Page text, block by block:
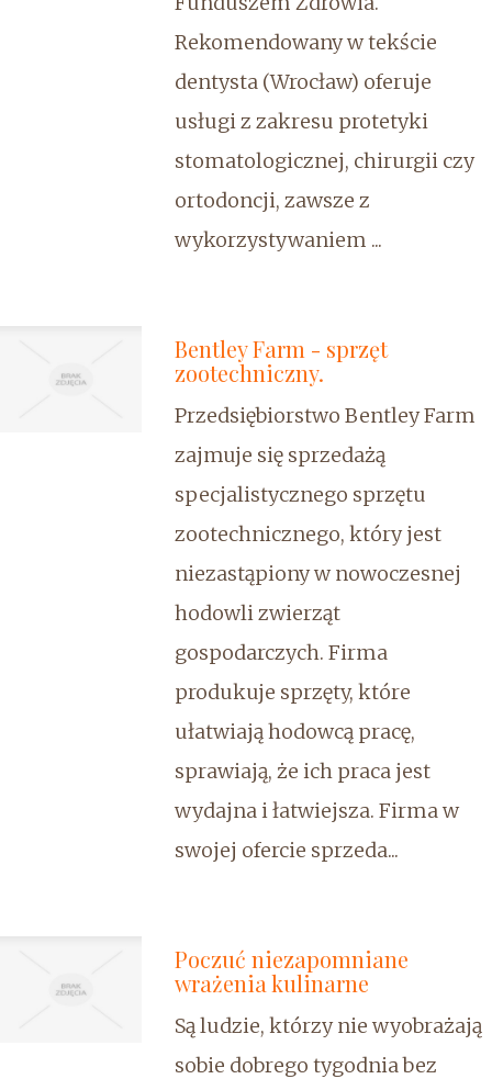
Rekomendowany w tekście
dentysta (Wrocław) oferuje
usługi z zakresu protetyki
stomatologicznej, chirurgii czy
ortodoncji, zawsze z
wykorzystywaniem ...
Bentley Farm - sprzęt
zootechniczny.
Przedsiębiorstwo Bentley Farm
zajmuje się sprzedażą
specjalistycznego sprzętu
zootechnicznego, który jest
niezastąpiony w nowoczesnej
hodowli zwierząt
gospodarczych. Firma
produkuje sprzęty, które
ułatwiają hodowcą pracę,
sprawiają, że ich praca jest
wydajna i łatwiejsza. Firma w
swojej ofercie sprzeda...
Poczuć niezapomniane
wrażenia kulinarne
Są ludzie, którzy nie wyobrażają
sobie dobrego tygodnia bez